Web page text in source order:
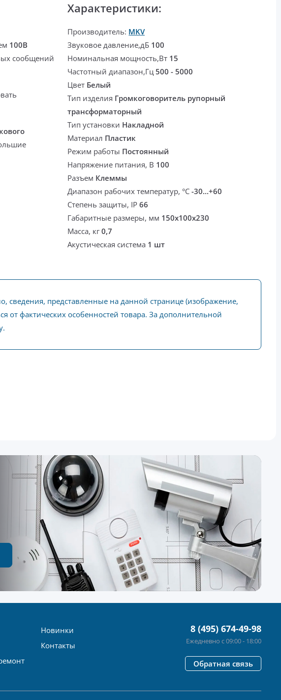
Характеристики:
Производитель: MKV
Звуковое давление,дБ 100
Номинальная мощность,Вт 15
Частотный диапазон,Гц500 - 5000
Цвет Белый
Тип изделия Громкоговоритель рупорный
трансформаторный
Тип установки Накладной
Материал Пластик
Режим работы Постоянный
Напряжение питания, В 100
Разъем Клеммы
Диапазон рабочих температур, °С-30...+60
Степень защиты, IP66
Габаритные размеры, мм 150х100х230
Масса, кг0,7
Акустическая система 1 шт
100В
сообщений
сведения, представленные на данной странице (изображение,
от фактических особенностей товара. За дополнительной
Новинки
Контакты
8 (495) 674-49-98
Ежедневно с 09:00 - 18:00
Обратная связь